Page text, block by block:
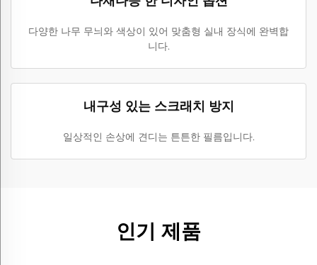
다양한 나무 무늬와 색상이 있어 맞춤형 실내 장식에 완벽합
니다.
내구성 있는 스크래치 방지
일상적인 손상에 견디는 튼튼한 필름입니다.
인기 제품